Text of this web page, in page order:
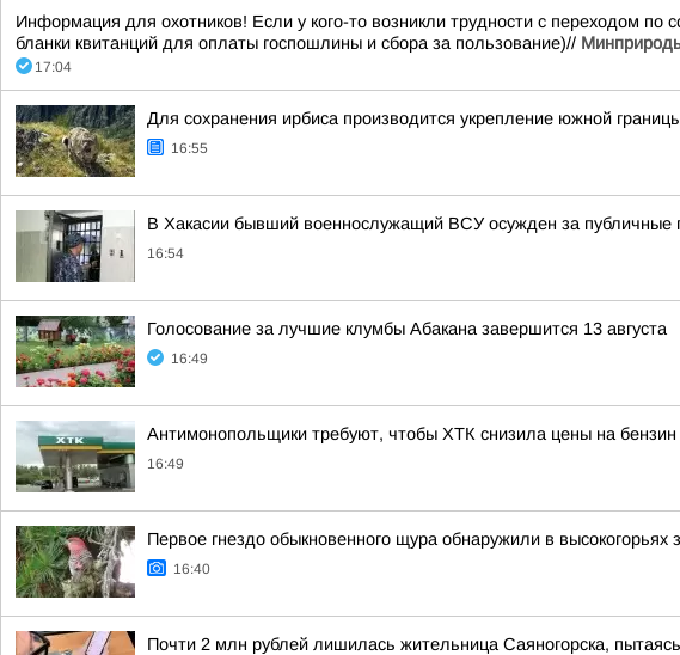
Информация для охотников! Если у кого-то возникли трудности с переходом
бланки квитанций для оплаты госпошлины и сбора за пользование)//
17:04
Для сохранения ирбиса производится укрепление южной
16:55
В Хакасии бывший военнослужащий ВСУ осужден за публичные
16:54
Голосование за лучшие клумбы Абакана завершится 13 августа
16:49
Антимонопольщики требуют, чтобы ХТК снизила цены на бензин
16:49
Первое гнездо обыкновенного щура обнаружили в
16:40
Почти 2 млн рублей лишилась жительница Саяногорска,